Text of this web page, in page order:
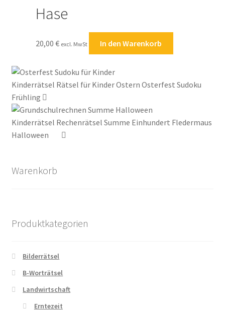
Hase
20,00 € excl. MwSt In den Warenkorb
Kinderrätsel Rätsel für Kinder Ostern Osterfest Sudoku
Frühling
Kinderrätsel Rechenrätsel Summe Einhundert Fledermaus
Halloween
Warenkorb
Produktkategorien
Bilderrätsel
B-Worträtsel
Landwirtschaft
Erntezeit